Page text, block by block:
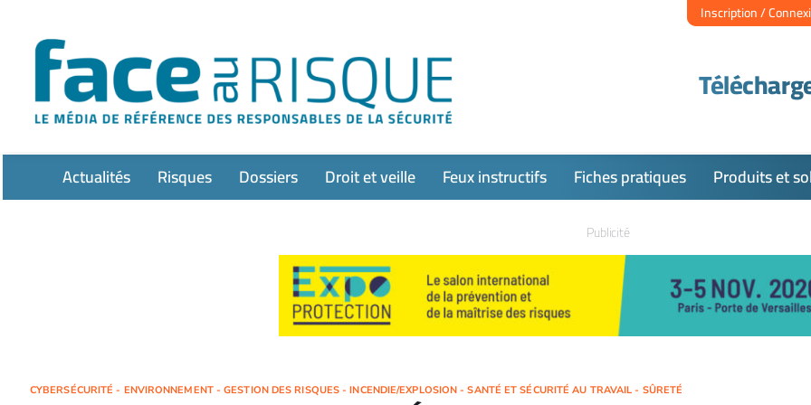
contenu
Inscription /
Actualités Risques Dossiers Droit et veille Feux instructifs Fiches pratiques Produits et
Publicité
CYBERSÉCURITÉ - ENVIRONNEMENT - GESTION DES RISQUES - INCENDIE/EXPLOSION - SANTÉ ET SÉCURITÉ AU TRAVAIL - SÛRETÉ